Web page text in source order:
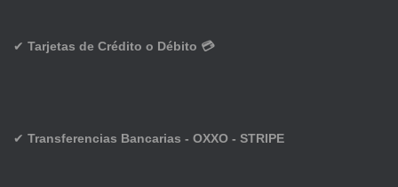
✔ Tarjetas de Crédito o Débito 💳
✔ Transferencias Bancarias - OXXO - STRIPE